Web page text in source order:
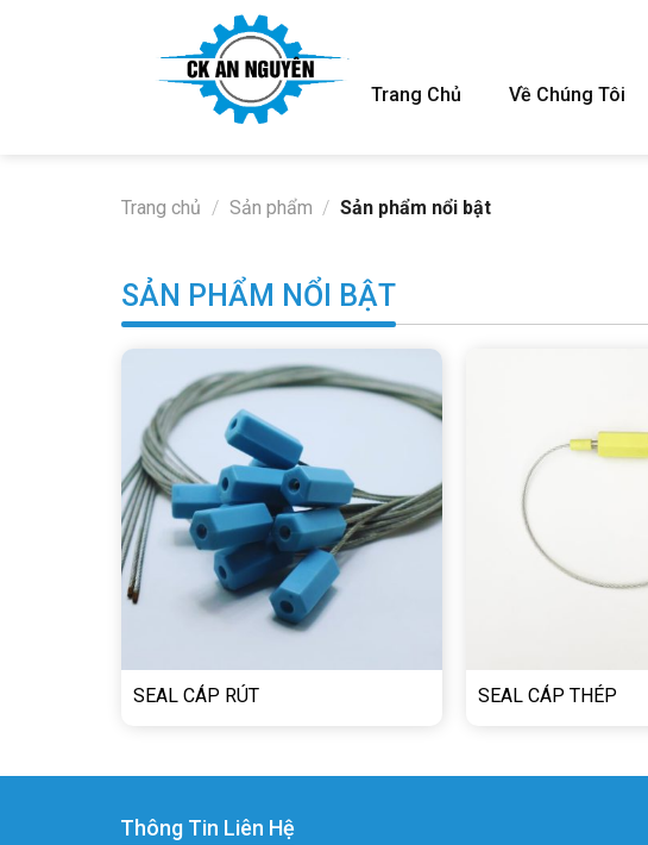
Trang Chủ Về Chúng Tôi
Trang chủ / Sản phẩm / Sản phẩm nổi bật
SẢN PHẨM NỔI BẬT
SEAL CÁP RÚT SEAL CÁP THÉP
Thông Tin Liên Hệ